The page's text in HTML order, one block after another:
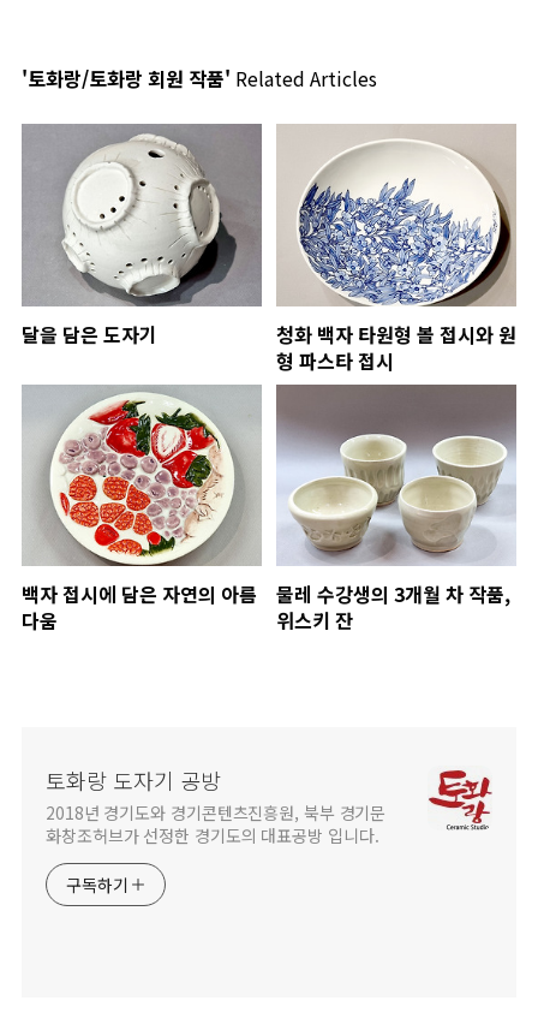
'토화랑/토화랑 회원 작품' Related Articles
달을 담은 도자기
청화 백자 타원형 볼 접시와 원
형 파스타 접시
백자 접시에 담은 자연의 아름
다움
물레 수강생의 3개월 차 작품,
위스키 잔
토화랑 도자기 공방
2018년 경기도와 경기콘텐츠진흥원, 북부 경기문
화창조허브가 선정한 경기도의 대표공방 입니다.
구독하기